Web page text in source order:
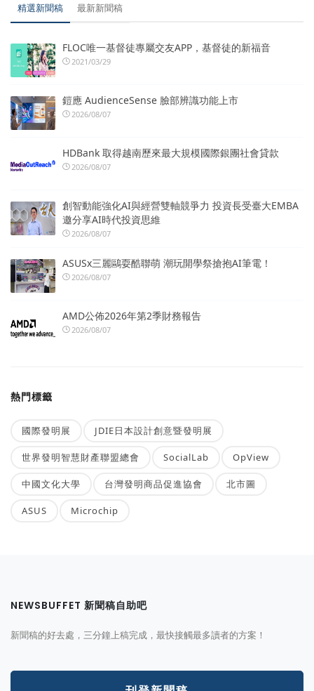
精選新聞稿 最新新聞稿
FLOC唯一基督徒專屬交友APP，基督徒的新福音
2021/03/29
鎧應 AudienceSense 臉部辨識功能上市
2026/08/07
HDBank 取得越南歷來最大規模國際銀團社會貸款
2026/08/07
創智動能強化AI與經營雙軸競爭力 投資長受臺大EMBA
邀分享AI時代投資思維
2026/08/07
ASUSx三麗鷗耍酷聯萌 潮玩開學祭搶抱AI筆電！
2026/08/07
AMD公佈2026年第2季財務報告
2026/08/07
熱門標籤
國際發明展 JDIE日本設計創意暨發明展
世界發明智慧財產聯盟總會 SocialLab OpView
中國文化大學 台灣發明商品促進協會 北市圖
ASUS Microchip
NEWSBUFFET 新聞稿自助吧
新聞稿的好去處，三分鐘上稿完成，最快接觸最多讀者的方案！